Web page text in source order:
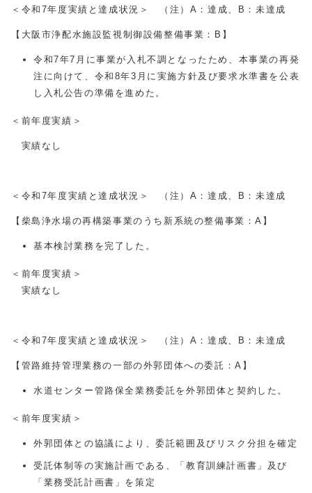
＜令和7年度実績と達成状況＞ （注）A：達成、B：未達成
【大阪市浄配水施設監視制御設備整備事業：B】
令和7年7月に事業が入札不調となったため、本事業の再発
注に向けて、令和8年3月に実施方針及び要求水準書を公表
し入札公告の準備を進めた。
＜前年度実績＞
実績なし
＜令和7年度実績と達成状況＞ （注）A：達成、B：未達成
【柴島浄水場の再構築事業のうち新系統の整備事業：A】
基本検討業務を完了した。
＜前年度実績＞
実績なし
＜令和7年度実績と達成状況＞ （注）A：達成、B：未達成
【管路維持管理業務の一部の外郭団体への委託：A】
水道センター管路保全業務委託を外郭団体と契約した。
＜前年度実績＞
外郭団体との協議により、委託範囲及びリスク分担を確定
受託体制等の実施計画である、「教育訓練計画書」及び
「業務受託計画書」を策定